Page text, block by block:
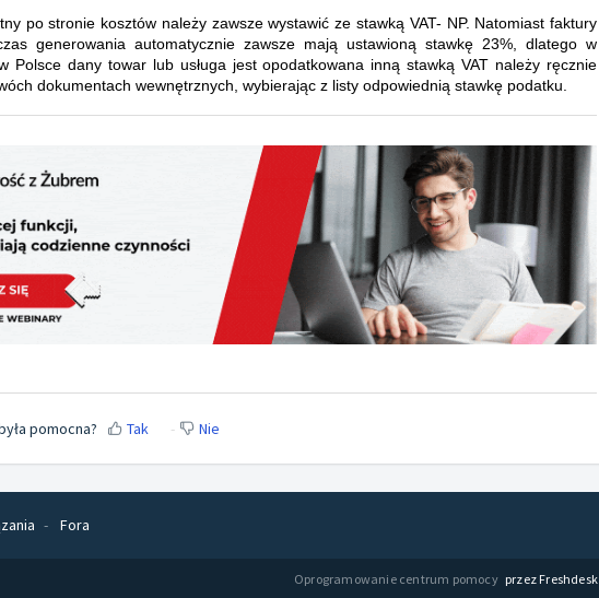
po stronie kosztów należy zawsze wystawić ze stawką VAT- NP. Natomiast faktury
generowania automatycznie zawsze mają ustawioną stawkę 23%, dlatego w
Polsce dany towar lub usługa jest opodatkowana inną stawką VAT należy ręcznie
dokumentach wewnętrznych, wybierając z listy odpowiednią stawkę podatku.
pomocna? Tak Nie
Fora
Oprogramowanie centrum pomocy przez Freshdesk